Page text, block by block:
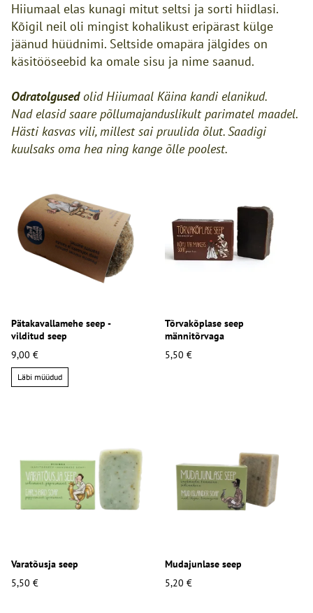
Hiiumaal elas kunagi mitut seltsi ja sorti hiidlasi.
Kõigil neil oli mingist kohalikust eripärast külge
jäänud hüüdnimi. Seltside omapära jälgides on
käsitööseebid ka omale sisu ja nime saanud.
Odratolgused olid Hiiumaal Käina kandi elanikud.
Nad elasid saare põllumajanduslikult parimatel maadel.
Hästi kasvas vili, millest sai pruulida õlut. Saadigi
kuulsaks oma hea ning kange õlle poolest.
Pätakavallamehe seep -
vilditud seep
9,00 €
Läbi müüdud
Tõrvakõplase seep
männitõrvaga
5,50 €
Varatõusja seep
5,50 €
Mudajunlase seep
5,20 €